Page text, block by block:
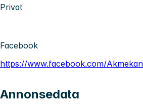
Privat
Facebook
https://www.facebook.com/
Annonsedata